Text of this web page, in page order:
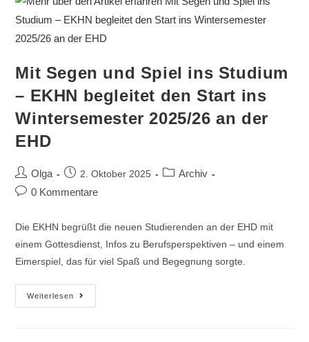
Mit Segen und Spiel ins Studium
– EKHN begleitet den Start ins
Wintersemester 2025/26 an der
EHD
Olga 2. Oktober 2025
Archiv
0 Kommentare
Die EKHN begrüßt die neuen Studierenden an der EHD mit
einem Gottesdienst, Infos zu Berufsperspektiven – und einem
Eimerspiel, das für viel Spaß und Begegnung sorgte.
Weiterlesen